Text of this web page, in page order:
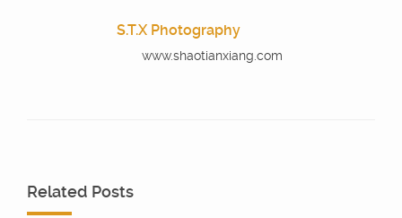
S.T.X Photography
www.shaotianxiang.com
Related Posts